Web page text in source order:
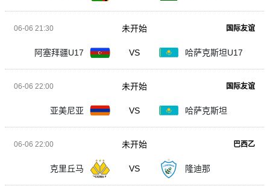
06-06 21:30 国际友谊
阿塞拜疆U17 VS 哈萨克斯坦U17
未开始
06-06 22:00 国际友谊
亚美尼亚 VS 哈萨克斯坦
未开始
06-06 22:00 巴西乙
克里丘马 VS 隆迪那
未开始